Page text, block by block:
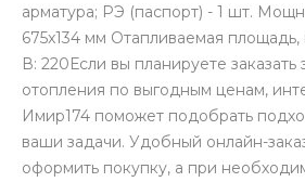
арматура; РЭ (паспорт) - 1 шт.
675x134 мм Отапливаемая
В: 220Если вы планируете
отопления по выгодным ценам,
Имир174 поможет подобрать
ваши задачи. Удобный онлайн-
оформить покупку, а при